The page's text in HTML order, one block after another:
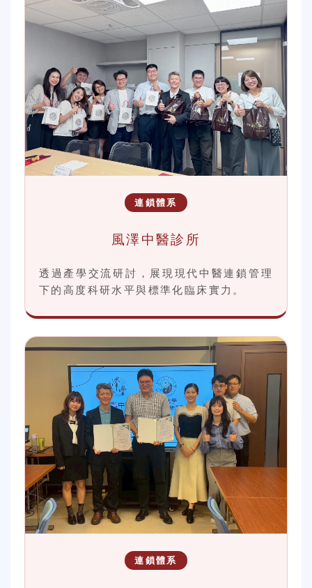
連鎖體系
風澤中醫診所
透過產學交流研討，展現現代中醫連鎖管理
下的高度科研水平與標準化臨床實力。
連鎖體系